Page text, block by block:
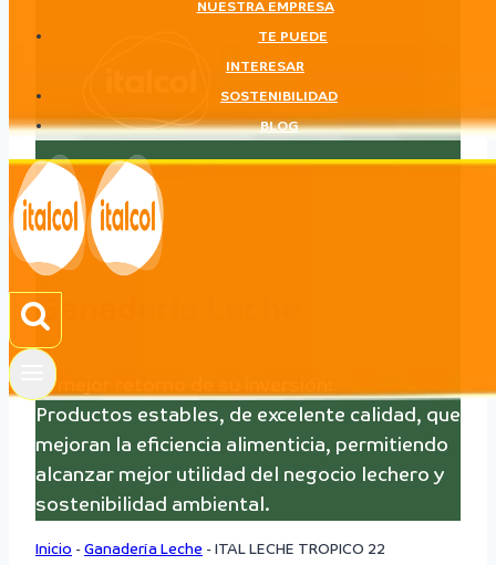
NUESTRA EMPRESA
TE PUEDE
INTERESAR
SOSTENIBILIDAD
BLOG
Ganadería Leche
LÍNEA
Ganadería Leche
El mejor retorno de su inversión:
Productos estables, de excelente calidad, que
mejoran la eficiencia alimenticia, permitiendo
alcanzar mejor utilidad del negocio lechero y
sostenibilidad ambiental.
Inicio - Ganadería Leche - ITAL LECHE TROPICO 22